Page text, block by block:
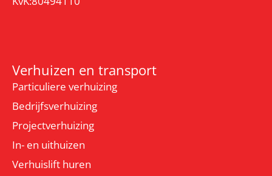
Verhuizen en transport
Particuliere verhuizing
Bedrijfsverhuizing
Projectverhuizing
In- en uithuizen
Verhuislift huren